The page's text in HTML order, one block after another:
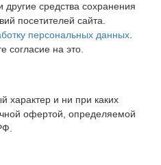
средства сохранения
посетителей сайта.
персональных данных.
согласие на это.
и ни при каких
офертой, определяемой